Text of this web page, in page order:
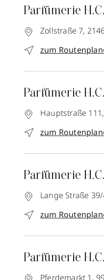
Parfümerie
Zollstraße 7,
zum
Parfümerie H.C.
Hauptstraße 111,
zum
Parfümerie
Lange Straße
zum
Parfümerie
Pferdemarkt 1,